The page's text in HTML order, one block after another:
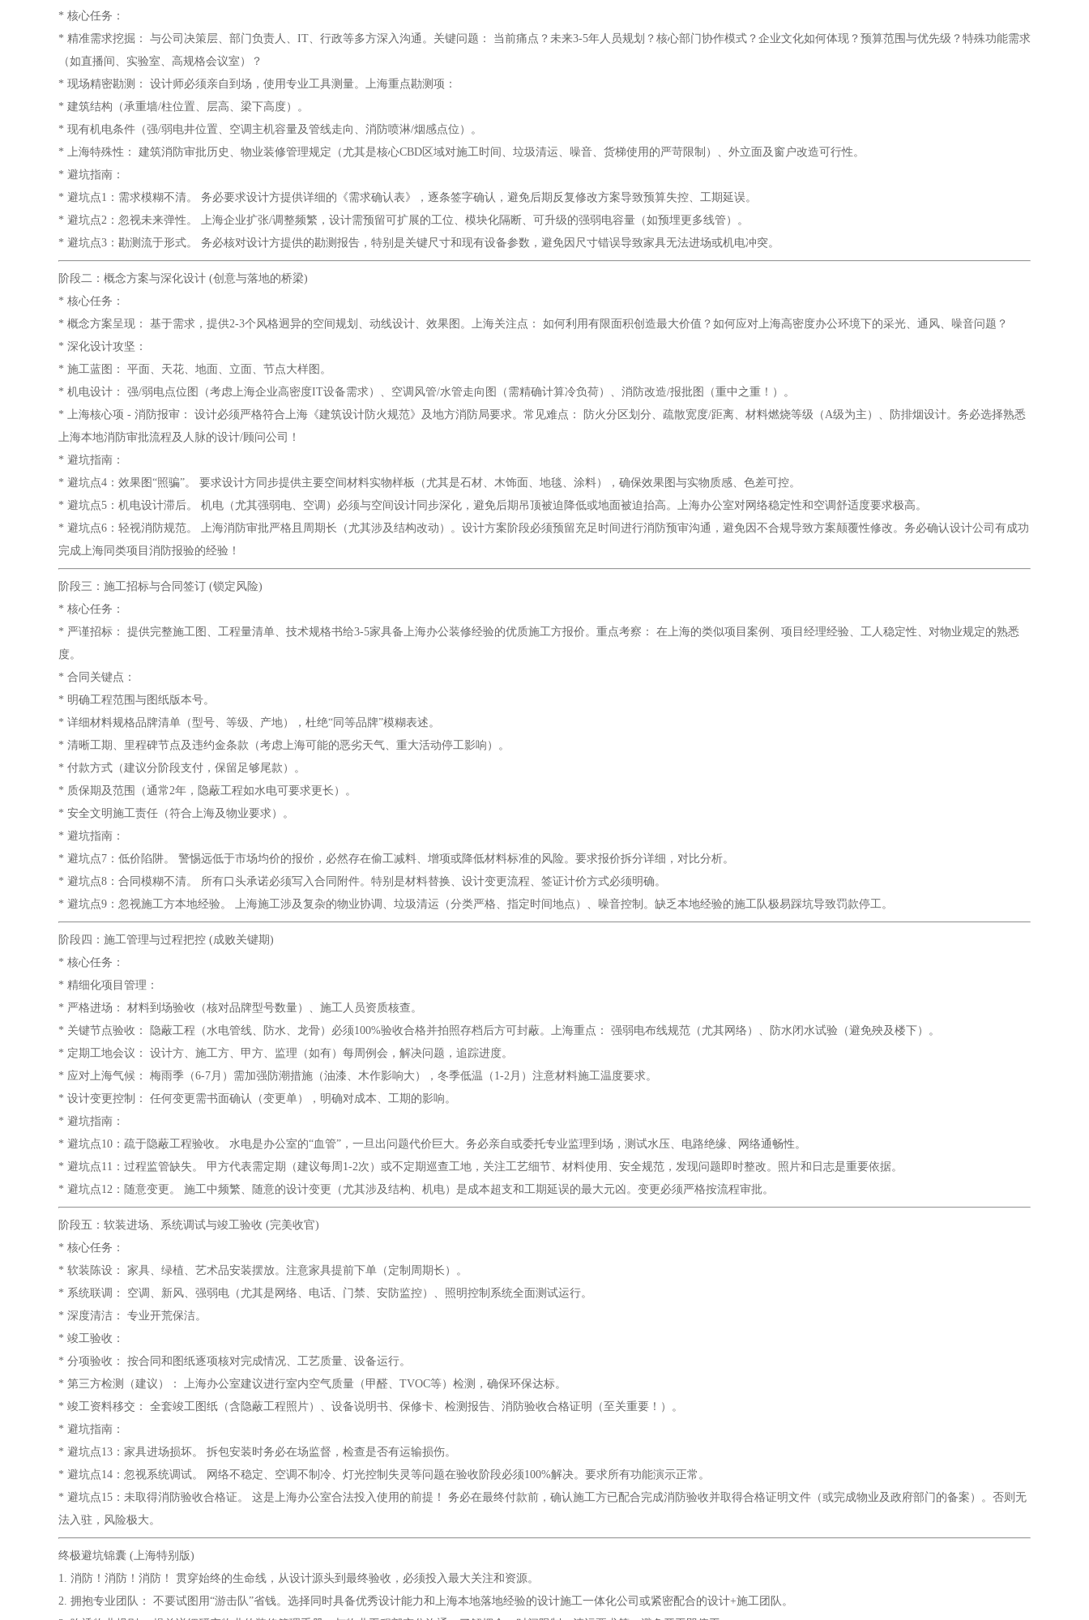
* 核心任务：
* 精准需求挖掘： 与公司决策层、部门负责人、IT、行政等多方深入沟通。关键问题： 当前痛点？未来3-5年人员规划？核心部门协作模式？企业文化如何体现？预算范围与优先级？特殊功能需求
（如直播间、实验室、高规格会议室）？
* 现场精密勘测： 设计师必须亲自到场，使用专业工具测量。上海重点勘测项：
* 建筑结构（承重墙/柱位置、层高、梁下高度）。
* 现有机电条件（强/弱电井位置、空调主机容量及管线走向、消防喷淋/烟感点位）。
* 上海特殊性： 建筑消防审批历史、物业装修管理规定（尤其是核心CBD区域对施工时间、垃圾清运、噪音、货梯使用的严苛限制）、外立面及窗户改造可行性。
* 避坑指南：
* 避坑点1：需求模糊不清。 务必要求设计方提供详细的《需求确认表》，逐条签字确认，避免后期反复修改方案导致预算失控、工期延误。
* 避坑点2：忽视未来弹性。 上海企业扩张/调整频繁，设计需预留可扩展的工位、模块化隔断、可升级的强弱电容量（如预埋更多线管）。
* 避坑点3：勘测流于形式。 务必核对设计方提供的勘测报告，特别是关键尺寸和现有设备参数，避免因尺寸错误导致家具无法进场或机电冲突。
阶段二：概念方案与深化设计 (创意与落地的桥梁)
* 核心任务：
* 概念方案呈现： 基于需求，提供2-3个风格迥异的空间规划、动线设计、效果图。上海关注点： 如何利用有限面积创造最大价值？如何应对上海高密度办公环境下的采光、通风、噪音问题？
* 深化设计攻坚：
* 施工蓝图： 平面、天花、地面、立面、节点大样图。
* 机电设计： 强/弱电点位图（考虑上海企业高密度IT设备需求）、空调风管/水管走向图（需精确计算冷负荷）、消防改造/报批图（重中之重！）。
* 上海核心项 - 消防报审： 设计必须严格符合上海《建筑设计防火规范》及地方消防局要求。常见难点： 防火分区划分、疏散宽度/距离、材料燃烧等级（A级为主）、防排烟设计。务必选择熟悉
上海本地消防审批流程及人脉的设计/顾问公司！
* 避坑指南：
* 避坑点4：效果图“照骗”。 要求设计方同步提供主要空间材料实物样板（尤其是石材、木饰面、地毯、涂料），确保效果图与实物质感、色差可控。
* 避坑点5：机电设计滞后。 机电（尤其强弱电、空调）必须与空间设计同步深化，避免后期吊顶被迫降低或地面被迫抬高。上海办公室对网络稳定性和空调舒适度要求极高。
* 避坑点6：轻视消防规范。 上海消防审批严格且周期长（尤其涉及结构改动）。设计方案阶段必须预留充足时间进行消防预审沟通，避免因不合规导致方案颠覆性修改。务必确认设计公司有成功
完成上海同类项目消防报验的经验！
阶段三：施工招标与合同签订 (锁定风险)
* 核心任务：
* 严谨招标： 提供完整施工图、工程量清单、技术规格书给3-5家具备上海办公装修经验的优质施工方报价。重点考察： 在上海的类似项目案例、项目经理经验、工人稳定性、对物业规定的熟悉
度。
* 合同关键点：
* 明确工程范围与图纸版本号。
* 详细材料规格品牌清单（型号、等级、产地），杜绝“同等品牌”模糊表述。
* 清晰工期、里程碑节点及违约金条款（考虑上海可能的恶劣天气、重大活动停工影响）。
* 付款方式（建议分阶段支付，保留足够尾款）。
* 质保期及范围（通常2年，隐蔽工程如水电可要求更长）。
* 安全文明施工责任（符合上海及物业要求）。
* 避坑指南：
* 避坑点7：低价陷阱。 警惕远低于市场均价的报价，必然存在偷工减料、增项或降低材料标准的风险。要求报价拆分详细，对比分析。
* 避坑点8：合同模糊不清。 所有口头承诺必须写入合同附件。特别是材料替换、设计变更流程、签证计价方式必须明确。
* 避坑点9：忽视施工方本地经验。 上海施工涉及复杂的物业协调、垃圾清运（分类严格、指定时间地点）、噪音控制。缺乏本地经验的施工队极易踩坑导致罚款停工。
阶段四：施工管理与过程把控 (成败关键期)
* 核心任务：
* 精细化项目管理：
* 严格进场： 材料到场验收（核对品牌型号数量）、施工人员资质核查。
* 关键节点验收： 隐蔽工程（水电管线、防水、龙骨）必须100%验收合格并拍照存档后方可封蔽。上海重点： 强弱电布线规范（尤其网络）、防水闭水试验（避免殃及楼下）。
* 定期工地会议： 设计方、施工方、甲方、监理（如有）每周例会，解决问题，追踪进度。
* 应对上海气候： 梅雨季（6-7月）需加强防潮措施（油漆、木作影响大），冬季低温（1-2月）注意材料施工温度要求。
* 设计变更控制： 任何变更需书面确认（变更单），明确对成本、工期的影响。
* 避坑指南：
* 避坑点10：疏于隐蔽工程验收。 水电是办公室的“血管”，一旦出问题代价巨大。务必亲自或委托专业监理到场，测试水压、电路绝缘、网络通畅性。
* 避坑点11：过程监管缺失。 甲方代表需定期（建议每周1-2次）或不定期巡查工地，关注工艺细节、材料使用、安全规范，发现问题即时整改。照片和日志是重要依据。
* 避坑点12：随意变更。 施工中频繁、随意的设计变更（尤其涉及结构、机电）是成本超支和工期延误的最大元凶。变更必须严格按流程审批。
阶段五：软装进场、系统调试与竣工验收 (完美收官)
* 核心任务：
* 软装陈设： 家具、绿植、艺术品安装摆放。注意家具提前下单（定制周期长）。
* 系统联调： 空调、新风、强弱电（尤其是网络、电话、门禁、安防监控）、照明控制系统全面测试运行。
* 深度清洁： 专业开荒保洁。
* 竣工验收：
* 分项验收： 按合同和图纸逐项核对完成情况、工艺质量、设备运行。
* 第三方检测（建议）： 上海办公室建议进行室内空气质量（甲醛、TVOC等）检测，确保环保达标。
* 竣工资料移交： 全套竣工图纸（含隐蔽工程照片）、设备说明书、保修卡、检测报告、消防验收合格证明（至关重要！）。
* 避坑指南：
* 避坑点13：家具进场损坏。 拆包安装时务必在场监督，检查是否有运输损伤。
* 避坑点14：忽视系统调试。 网络不稳定、空调不制冷、灯光控制失灵等问题在验收阶段必须100%解决。要求所有功能演示正常。
* 避坑点15：未取得消防验收合格证。 这是上海办公室合法投入使用的前提！ 务必在最终付款前，确认施工方已配合完成消防验收并取得合格证明文件（或完成物业及政府部门的备案）。否则无
法入驻，风险极大。
终极避坑锦囊 (上海特别版)
1. 消防！消防！消防！ 贯穿始终的生命线，从设计源头到最终验收，必须投入最大关注和资源。
2. 拥抱专业团队： 不要试图用“游击队”省钱。选择同时具备优秀设计能力和上海本地落地经验的设计施工一体化公司或紧密配合的设计+施工团队。